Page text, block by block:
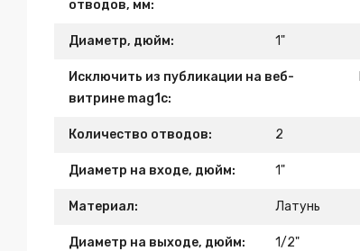
отводов, мм:
Диаметр, дюйм: 1"
Исключить из публикации на веб-
витрине mag1c:
Количество отводов: 2
Диаметр на входе, дюйм: 1"
Материал: Латунь
Диаметр на выходе, дюйм: 1/2"